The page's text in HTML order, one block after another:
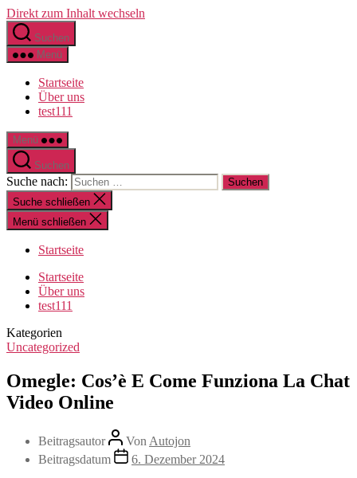
Direkt zum Inhalt wechseln
Suchen
Menü
Startseite
Über uns
test111
Menü
Suchen
Suche nach:
Suche schließen
Menü schließen
Startseite
Startseite
Über uns
test111
Kategorien
Uncategorized
Omegle: Cos’è E Come Funziona La Chat
Video Online
Beitragsautor Von Autojon
Beitragsdatum
6. Dezember 2024